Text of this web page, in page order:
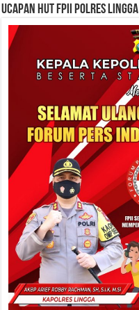
Ucapan HUT FPII Polres Lingga